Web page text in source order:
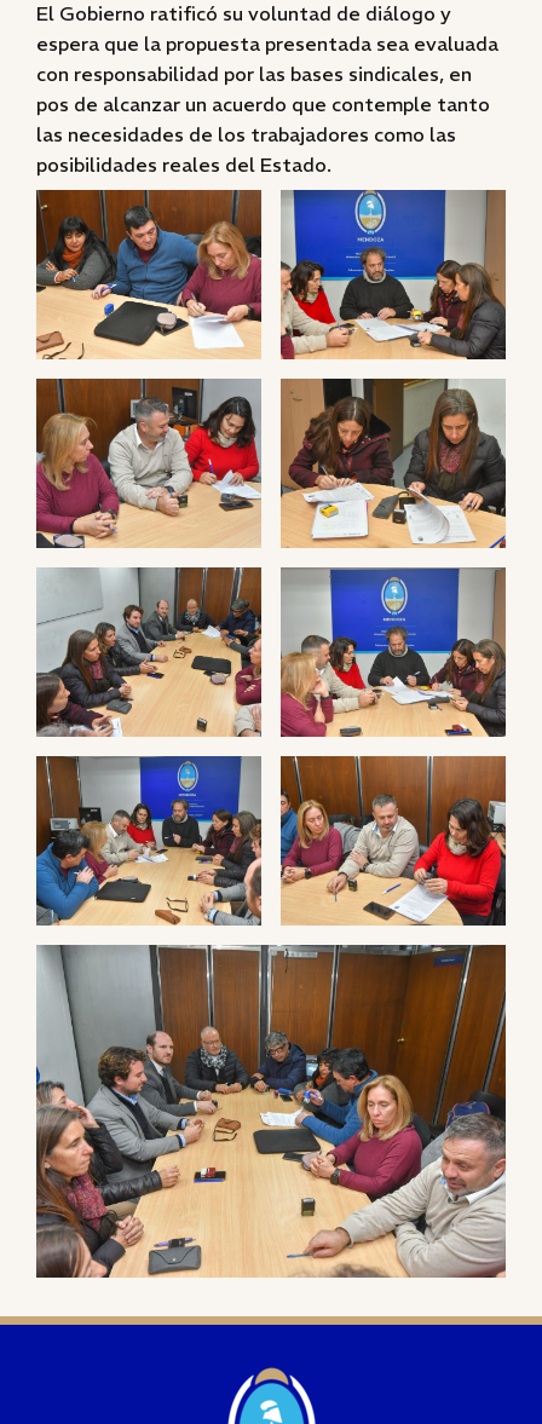
El Gobierno ratificó su voluntad de diálogo y
espera que la propuesta presentada sea evaluada
con responsabilidad por las bases sindicales, en
pos de alcanzar un acuerdo que contemple tanto
las necesidades de los trabajadores como las
posibilidades reales del Estado.